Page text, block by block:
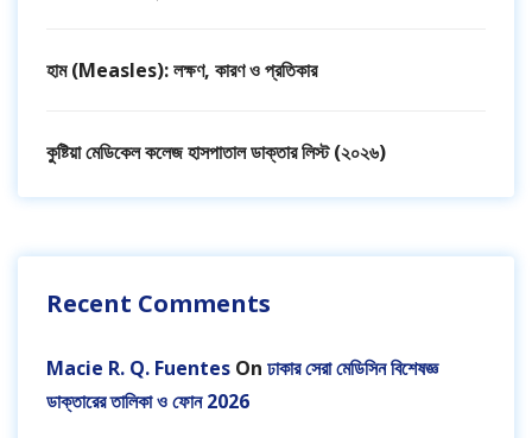
হাম (Measles): লক্ষণ, কারণ ও প্রতিকার
কুষ্টিয়া মেডিকেল কলেজ হাসপাতাল ডাক্তার লিস্ট (২০২৬)
Recent Comments
Macie R. Q. Fuentes On ঢাকার সেরা মেডিসিন বিশেষজ্ঞ
ডাক্তারের তালিকা ও ফোন 2026